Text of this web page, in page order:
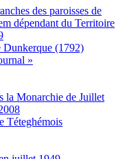
des paroisses de
dépendant du Territoire
Dunkerque (1792)
»
la Monarchie de Juillet
Téteghémois